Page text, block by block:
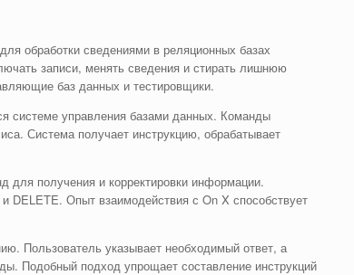
обработки сведениями в реляционных базах
записи, менять сведения и стирать лишнюю
баз данных и тестировщики.
системе управления базами данных. Команды
Система получает инструкцию, обрабатывает
для получения и корректировки информации.
DELETE. Опыт взаимодействия с On X способствует
Пользователь указывает необходимый ответ, а
Подобный подход упрощает составление инструкций